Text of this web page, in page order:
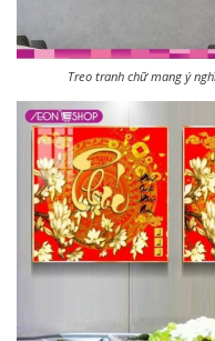
Treo tranh chữ mang ý